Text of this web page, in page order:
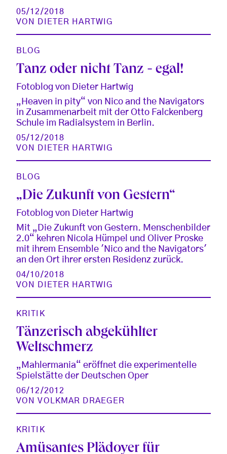
05/12/2018
VON
DIETER HARTWIG
BLOG
Tanz oder nicht Tanz - egal!
Fotoblog von Dieter Hartwig
„Heaven in pity“ von Nico and the Navigators
in Zusammenarbeit mit der Otto Falckenberg
Schule im Radialsystem in Berlin.
05/12/2018
VON
DIETER HARTWIG
BLOG
„Die Zukunft von Gestern“
Fotoblog von Dieter Hartwig
Mit „Die Zukunft von Gestern. Menschenbilder
2.0“ kehren Nicola Hümpel und Oliver Proske
mit ihrem Ensemble 'Nico and the Navigators'
an den Ort ihrer ersten Residenz zurück.
04/10/2018
VON
DIETER HARTWIG
KRITIK
Tänzerisch abgekühlter
Weltschmerz
„Mahlermania“ eröffnet die experimentelle
Spielstätte der Deutschen Oper
06/12/2012
VONVOLKMAR DRAEGER
KRITIK
Amüsantes Plädoyer für